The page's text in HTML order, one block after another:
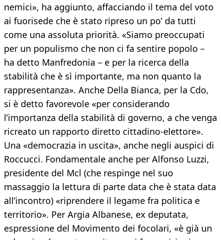
nemici», ha aggiunto, affacciando il tema del voto
ai fuorisede che è stato ripreso un po’ da tutti
come una assoluta priorità. «Siamo preoccupati
per un populismo che non ci fa sentire popolo –
ha detto Manfredonia – e per la ricerca della
stabilità che è sì importante, ma non quanto la
rappresentanza». Anche Della Bianca, per la Cdo,
si è detto favorevole «per considerando
l’importanza della stabilità di governo, a che venga
ricreato un rapporto diretto cittadino-elettore».
Una «democrazia in uscita», anche negli auspici di
Roccucci. Fondamentale anche per Alfonso Luzzi,
presidente del Mcl (che respinge nel suo
massaggio la lettura di parte data che è stata data
all’incontro) «riprendere il legame fra politica e
territorio». Per Argia Albanese, ex deputata,
espressione del Movimento dei focolari, «è già un